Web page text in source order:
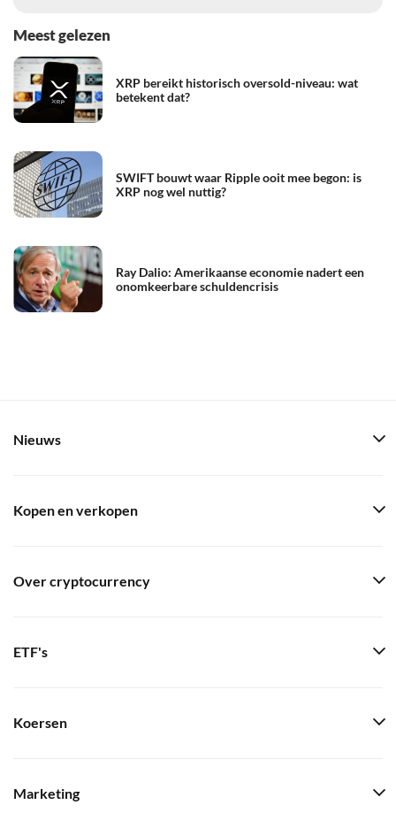
Meest gelezen
XRP bereikt historisch oversold-niveau: wat
betekent dat?
SWIFT bouwt waar Ripple ooit mee begon: is
XRP nog wel nuttig?
Ray Dalio: Amerikaanse economie nadert een
onomkeerbare schuldencrisis
Nieuws
Kopen en verkopen
Over cryptocurrency
ETF's
Koersen
Marketing